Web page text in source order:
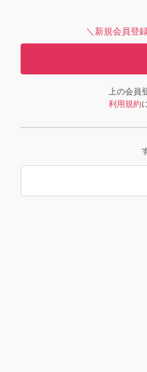
＼新規会員登
上の会員
利用規約